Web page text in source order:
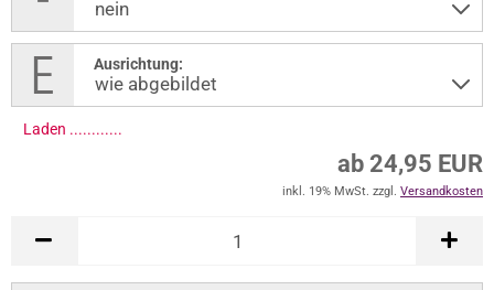
Ausrichtung:
Laden .............
ab 24,95 EUR
inkl. 19% MwSt. zzgl. Versandkosten